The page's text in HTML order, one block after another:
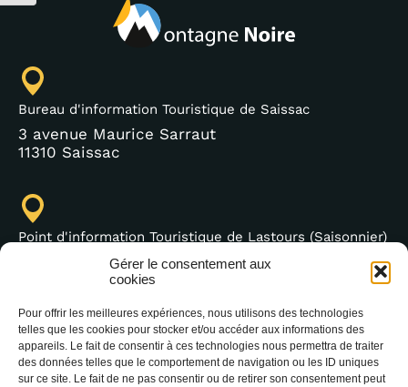
Gérer le consentement aux
cookies
Pour offrir les meilleures expériences, nous utilisons des technologies
telles que les cookies pour stocker et/ou accéder aux informations des
appareils. Le fait de consentir à ces technologies nous permettra de traiter
des données telles que le comportement de navigation ou les ID uniques
sur ce site. Le fait de ne pas consentir ou de retirer son consentement peut
Bureau d'information Touristique de Saissac
3 avenue Maurice Sarraut
11310 Saissac
Point d'information Touristique de Lastours (Saisonnier)
4 moulin bas,
11600 Lastours
+33 (0)4 68 76 64 90